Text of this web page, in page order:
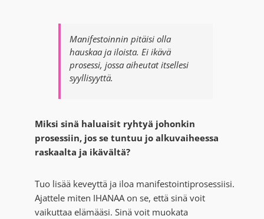
Manifestoinnin pitäisi olla
hauskaa ja iloista. Ei ikävä
prosessi, jossa aiheutat itsellesi
syyllisyyttä.
Miksi sinä haluaisit ryhtyä johonkin
prosessiin, jos se tuntuu jo alkuvaiheessa
raskaalta ja ikävältä?
Tuo lisää keveyttä ja iloa manifestointiprosessiisi.
Ajattele miten IHANAA on se, että sinä voit
vaikuttaa elämääsi. Sinä voit muokata